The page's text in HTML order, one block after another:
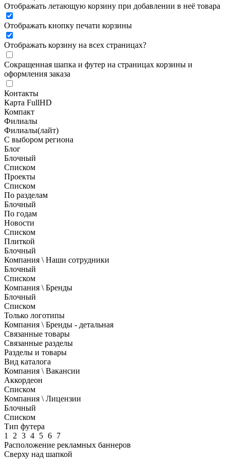
Отображать летающую корзину при добавлении в неё товара
Отображать кнопку печати корзины
Отображать корзину на всех страницах?
Сокращенная шапка и футер на страницах корзины и
оформления заказа
Контакты
Карта FullHD
Компакт
Филиалы
Филиалы(лайт)
С выбором региона
Блог
Блочный
Списком
Проекты
Списком
По разделам
Блочный
По годам
Новости
Списком
Плиткой
Блочный
Компания \ Наши сотрудники
Блочный
Списком
Компания \ Бренды
Блочный
Списком
Только логотипы
Компания \ Бренды - детальная
Связанные товары
Связанные разделы
Разделы и товары
Вид каталога
Компания \ Вакансии
Аккордеон
Списком
Компания \ Лицензии
Блочный
Списком
Тип футера
1
2 3 4 5 6 7
Расположение рекламных баннеров
Сверху над шапкой